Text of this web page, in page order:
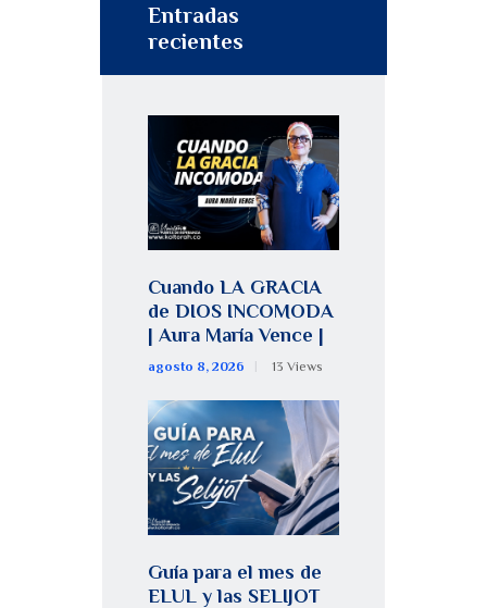
Entradas
recientes
Cuando LA GRACIA
de DIOS INCOMODA
| Aura María Vence |
agosto 8, 2026 13 Views
Guía para el mes de
ELUL y las SELIJOT